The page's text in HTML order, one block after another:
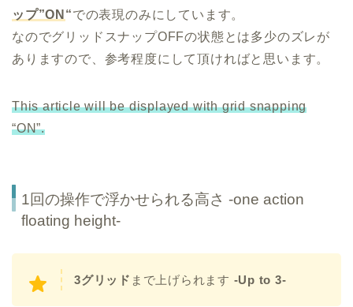
ップ”ON “での表現のみにしています。
なのでグリッドスナップOFFの状態とは多少のズレが
ありますので、参考程度にして頂ければと思います。
This article will be displayed with grid snapping
“ON”.
1回の操作で浮かせられる高さ -one action
floating height-
3グリッド まで上げられます -Up to 3-